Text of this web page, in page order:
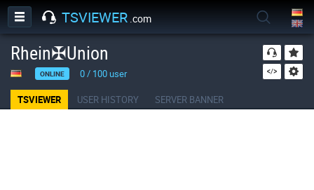
TSVIEWER .com
Rhein✠Union
ONLINE 0/ 100user
TSVIEWER USER HISTORY SERVER BANNER